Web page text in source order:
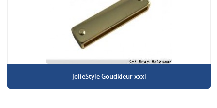
JolieStyle Goudkleur xxxl